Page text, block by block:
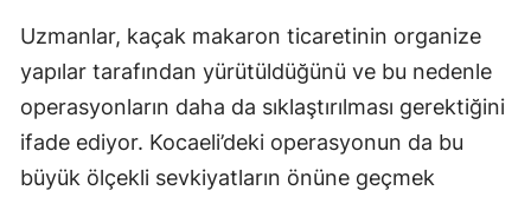
Osmaniye
Düzce
Uzmanlar, kaçak makaron ticaretinin organize
yapılar tarafından yürütüldüğünü ve bu nedenle
operasyonların daha da sıklaştırılması gerektiğini
ifade ediyor. Kocaeli’deki operasyonun da bu
büyük ölçekli sevkiyatların önüne geçmek